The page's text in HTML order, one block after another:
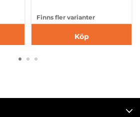
Finns fler varianter
Köp